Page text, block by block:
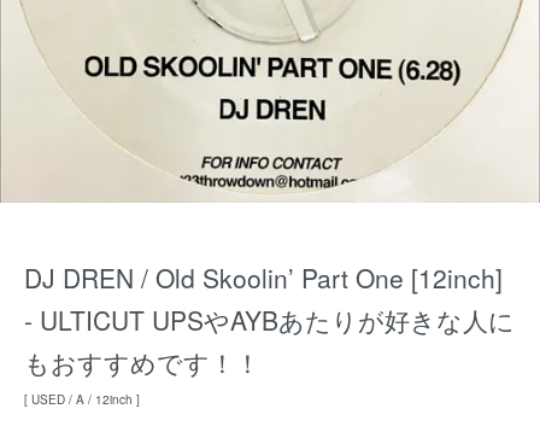
DJ DREN / Old Skoolin’ Part One [12inch]
- ULTICUT UPSやAYBあたりが好きな人に
もおすすめです！！
[ USED / A / 12inch ]